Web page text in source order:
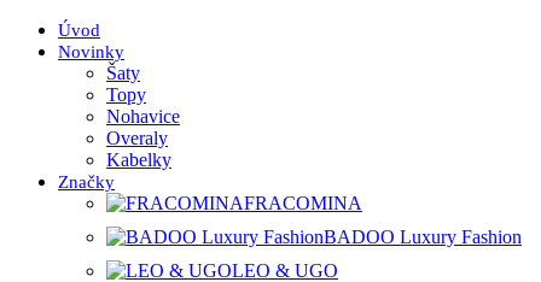
Úvod
Novinky
Šaty
Topy
Nohavice
Overaly
Kabelky
Značky
FRACOMINA
BADOO Luxury Fashion
LEO & UGO